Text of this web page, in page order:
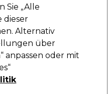
Sie „Alle
dieser
Alternativ
über
anpassen oder mit